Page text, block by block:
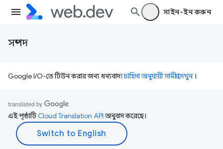
সাইন-ইন করুন
সম্পদ
Google I/O-তে টিউন করার জন্য ধন্যবাদ!চাহিদা অনুযায়ী সামগ্রী দেখুন।
এই পৃষ্ঠাটিCloud Translation APIঅনুবাদ করেছে।